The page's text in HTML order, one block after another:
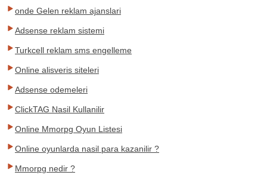
onde Gelen reklam ajanslari
Adsense reklam sistemi
Turkcell reklam sms engelleme
Online alisveris siteleri
Adsense odemeleri
ClickTAG Nasil Kullanilir
Online Mmorpg Oyun Listesi
Online oyunlarda nasil para kazanilir ?
Mmorpg nedir ?